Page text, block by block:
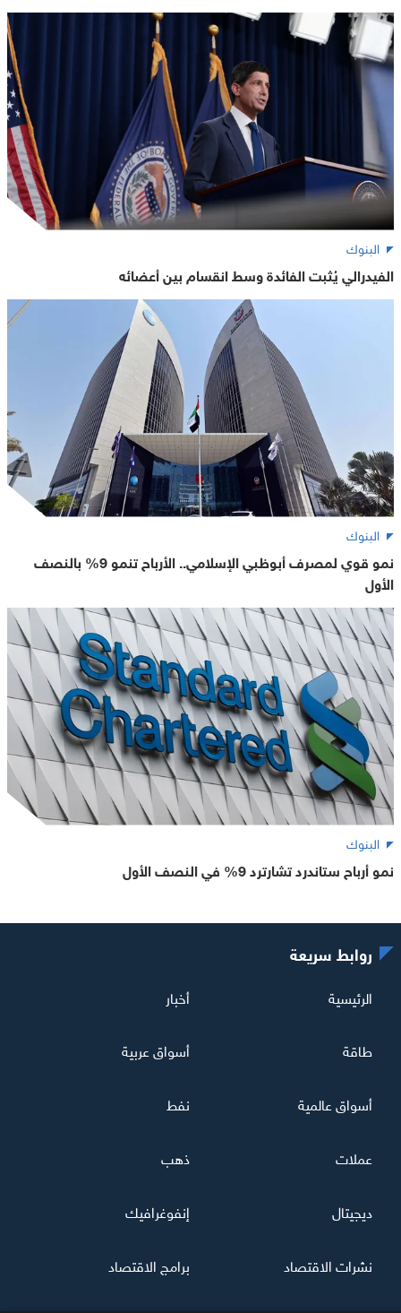
البنوك
الفيدرالي يُثبت الفائدة وسط انقسام بين أعضائه
البنوك
نمو قوي لمصرف أبوظبي الإسلامي.. الأرباح تنمو 9% بالنصف
الأول
البنوك
نمو أرباح ستاندرد تشارترد 9% في النصف الأول
روابط سريعة
الرئيسية أخبار
طاقة أسواق عربية
أسواق عالمية نفط
عملات ذهب
ديجيتال إنفوغرافيك
نشرات الاقتصاد برامج الاقتصاد